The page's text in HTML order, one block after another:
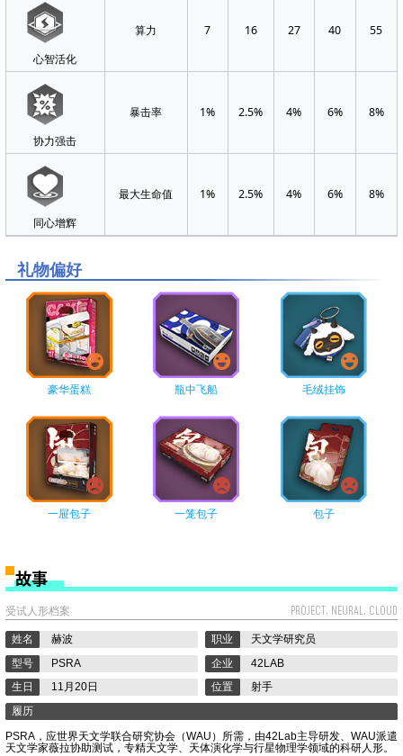
等
最大生
命
力
御
御
透
0
0
0 12 3 8
187
187
187
7
375 19 25 6 6 16
41
8
375
375 30 38 6 6 25
64
577 10 25
64
577 30 13 25
64
577 13 34
577 41 52 13 13 34
87
792 17 34
87
792 41 17 44
113
792 17
18
1022
19
1022 54
140
20
1266 21 54
21
1266
22
25
23
1266 79 101 25 25 65
168
心智活化
算力 7 16 27 40 55
协力强击
暴击率 1% 2.5% 4% 6% 8%
同心增辉
最大生命值 1% 2.5% 4% 6% 8%
礼物偏好
豪华蛋糕 瓶中飞船 毛绒挂饰
一屉包子 一笼包子 包子
故事
受试人形档案 PROJECT. NEURAL. CLOUD
姓名 赫波 职业
天文学研究员
型号
PSRA 企业
42LAB
生日
11月20日 位置
射手
履历
PSRA，应世界天文学联合研究协会（WAU）所需，由42Lab主导研发、WAU派遣
天文学家薇拉协助测试，专精天文学、天体演化学与行星物理学领域的科研人形。